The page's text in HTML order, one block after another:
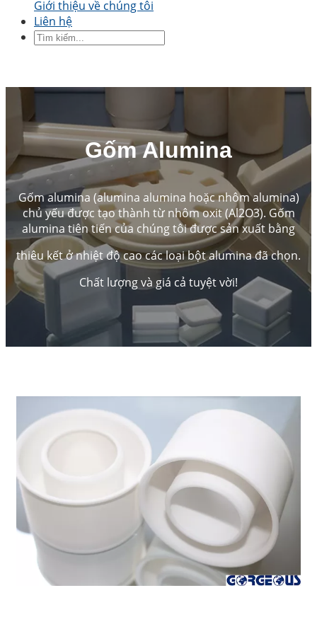
áo gốmTấm gốmĐĩa gốm
gốmPiston gốmTrục gốm
Precision Structural CeramicsThermal
tôNgành công nghiệp hóa chất
Engineering and ElectronicsKỹ thuật cơ khí
Giới thiệu về chúng tôi
Liên hệ
Gốm Alumina
Gốm alumina (alumina alumina hoặc nhôm alumina)
chủ yếu được tạo thành từ nhôm oxit (Al2O3). Gốm
alumina tiên tiến của chúng tôi được sản xuất bằng
thiêu kết ở nhiệt độ cao các loại bột alumina đã chọn.
Chất lượng và giá cả tuyệt vời!